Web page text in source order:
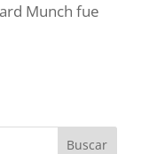
Munch fue